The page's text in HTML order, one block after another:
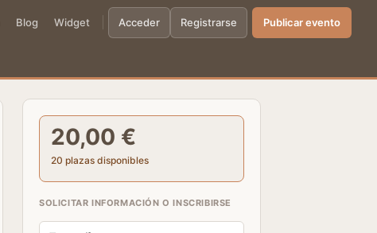
Blog Widget Acceder Registrarse Publicar evento
20,00 €
20 plazas disponibles
SOLICITAR INFORMACIÓN O INSCRIBIRSE